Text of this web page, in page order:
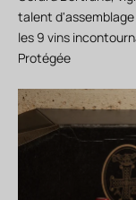
talent
les 9 vins
Protégée